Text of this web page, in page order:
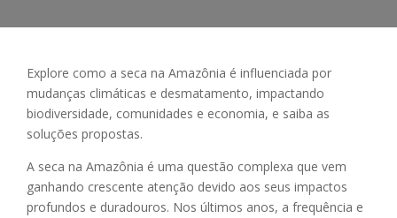
Explore como a seca na Amazônia é influenciada por
mudanças climáticas e desmatamento, impactando
biodiversidade, comunidades e economia, e saiba as
soluções propostas.
A seca na Amazônia é uma questão complexa que vem
ganhando crescente atenção devido aos seus impactos
profundos e duradouros. Nos últimos anos, a frequência e